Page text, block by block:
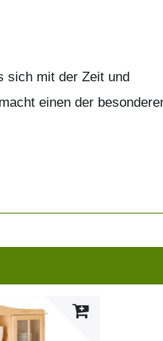
sich mit der Zeit und
einen der